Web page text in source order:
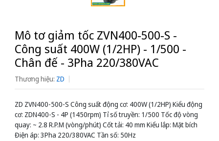
Mô tơ giảm tốc ZVN400-500-S -
Công suất 400W (1/2HP) - 1/500 -
Chân đế - 3Pha 220/380VAC
Thương hiệu: ZD
ZD ZVN400-500-S Công suất động cơ: 400W (1/2HP) Kiểu động
cơ: ZDN400-S - 4P (1450rpm) Tỉ số truyền: 1/500 Tốc độ vòng
quay: ~ 2.8 R.P.M (vòng/phút) Cốt tải: 40 mm Kiểu lắp: Mặt bích
Điện áp: 3Pha 220/380VAC Tần số: 50Hz